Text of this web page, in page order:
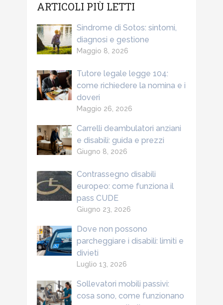
ARTICOLI PIÙ LETTI
Sindrome di Sotos: sintomi,
diagnosi e gestione
Maggio 8, 2026
Tutore legale legge 104:
come richiedere la nomina e i
doveri
Maggio 26, 2026
Carrelli deambulatori anziani
e disabili: guida e prezzi
Giugno 8, 2026
Contrassegno disabili
europeo: come funziona il
pass CUDE
Giugno 23, 2026
Dove non possono
parcheggiare i disabili: limiti e
divieti
Luglio 13, 2026
Sollevatori mobili passivi:
cosa sono, come funzionano